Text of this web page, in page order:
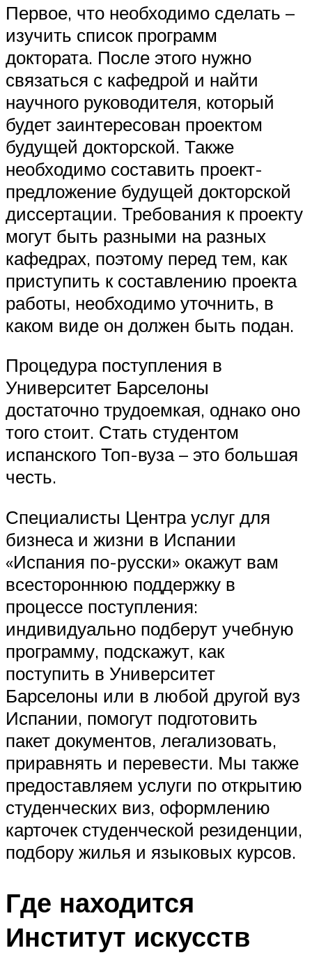
Первое, что необходимо сделать –
изучить список программ
доктората. После этого нужно
связаться с кафедрой и найти
научного руководителя, который
будет заинтересован проектом
будущей докторской. Также
необходимо составить проект-
предложение будущей докторской
диссертации. Требования к проекту
могут быть разными на разных
кафедрах, поэтому перед тем, как
приступить к составлению проекта
работы, необходимо уточнить, в
каком виде он должен быть подан.
Процедура поступления в
Университет Барселоны
достаточно трудоемкая, однако оно
того стоит. Стать студентом
испанского Топ-вуза – это большая
честь.
Специалисты Центра услуг для
бизнеса и жизни в Испании
«Испания по-русски» окажут вам
всестороннюю поддержку в
процессе поступления:
индивидуально подберут учебную
программу, подскажут, как
поступить в Университет
Барселоны или в любой другой вуз
Испании, помогут подготовить
пакет документов, легализовать,
приравнять и перевести. Мы также
предоставляем услуги по открытию
студенческих виз, оформлению
карточек студенческой резиденции,
подбору жилья и языковых курсов.
Где находится
Институт искусств